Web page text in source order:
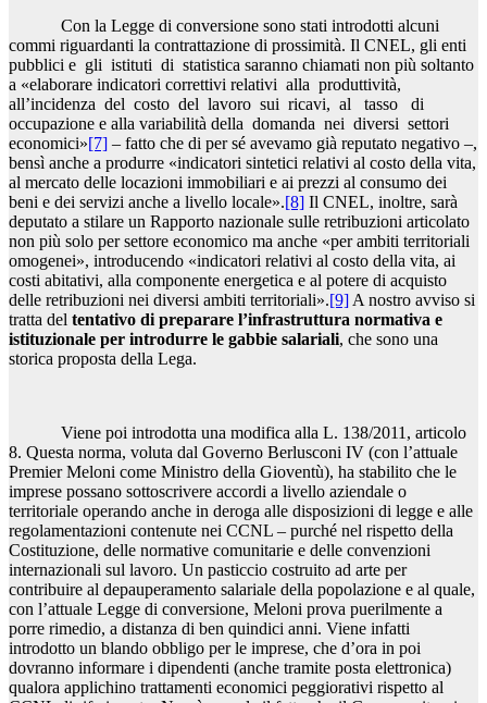
Con la Legge di conversione sono stati introdotti alcuni
commi riguardanti la contrattazione di prossimità. Il CNEL, gli enti
pubblici e gli istituti di statistica saranno chiamati non più soltanto
a «elaborare indicatori correttivi relativi alla produttività,
all’incidenza del costo del lavoro sui ricavi, al tasso di
occupazione e alla variabilità della domanda nei diversi settori
economici»[7] – fatto che di per sé avevamo già reputato negativo –,
bensì anche a produrre «indicatori sintetici relativi al costo della vita,
al mercato delle locazioni immobiliari e ai prezzi al consumo dei
beni e dei servizi anche a livello locale».[8] Il CNEL, inoltre, sarà
deputato a stilare un Rapporto nazionale sulle retribuzioni articolato
non più solo per settore economico ma anche «per ambiti territoriali
omogenei», introducendo «indicatori relativi al costo della vita, ai
costi abitativi, alla componente energetica e al potere di acquisto
delle retribuzioni nei diversi ambiti territoriali».[9]A nostro avviso si
tratta del tentativo di preparare l’infrastruttura normativa e
istituzionale per introdurre le gabbie salariali, che sono una
storica proposta della Lega.
Viene poi introdotta una modifica alla L. 138/2011, articolo
8. Questa norma, voluta dal Governo Berlusconi IV (con l’attuale
Premier Meloni come Ministro della Gioventù), ha stabilito che le
imprese possano sottoscrivere accordi a livello aziendale o
territoriale operando anche in deroga alle disposizioni di legge e alle
regolamentazioni contenute nei CCNL – purché nel rispetto della
Costituzione, delle normative comunitarie e delle convenzioni
internazionali sul lavoro. Un pasticcio costruito ad arte per
contribuire al depauperamento salariale della popolazione e al quale,
con l’attuale Legge di conversione, Meloni prova puerilmente a
porre rimedio, a distanza di ben quindici anni. Viene infatti
introdotto un blando obbligo per le imprese, che d’ora in poi
dovranno informare i dipendenti (anche tramite posta elettronica)
qualora applichino trattamenti economici peggiorativi rispetto al